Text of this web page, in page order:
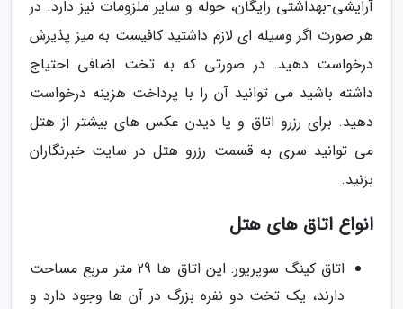
آرایشی-بهداشتی رایگان، حوله و سایر ملزومات نیز دارد. در
هر صورت اگر وسیله ای لازم داشتید کافیست به میز پذیرش
درخواست دهید. در صورتی که به تخت اضافی احتیاج
داشته باشید می توانید آن را با پرداخت هزینه درخواست
دهید. برای رزرو اتاق و یا دیدن عکس های بیشتر از هتل
می توانید سری به قسمت رزرو هتل در سایت خبرنگاران
بزنید.
انواع اتاق های هتل
اتاق کینگ سوپریور: این اتاق ها 29 متر مربع مساحت
دارند، یک تخت دو نفره بزرگ در آن ها وجود دارد و